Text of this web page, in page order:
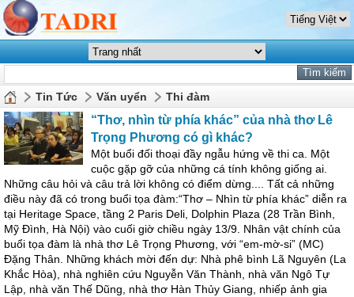
Tin Tức Văn uyển Thi đàm
“Thơ, nhìn từ phía khác” của nhà thơ Lê
Trọng Phương có gì khác?
Một buổi đối thoại đầy ngẫu hứng về thi ca. Một
cuộc gặp gỡ của những cá tính không giống ai.
Những câu hỏi và câu trả lời không có điểm dừng.... Tất cả những
điều này đã có trong buổi tọa đàm:“Thơ – Nhìn từ phía khác” diễn ra
tại Heritage Space, tầng 2 Paris Deli, Dolphin Plaza (28 Trần Bình,
Mỹ Đình, Hà Nội) vào cuối giờ chiều ngày 13/9. Nhân vật chính của
buổi tọa đàm là nhà thơ Lê Trọng Phương, với “em-mờ-si” (MC)
Đặng Thân. Những khách mời đến dự: Nhà phê bình Lã Nguyên (La
Khắc Hòa), nhà nghiên cứu Nguyễn Văn Thành, nhà văn Ngô Tự
Lập, nhà văn Thế Dũng, nhà thơ Hàn Thủy Giang, nhiếp ảnh gia